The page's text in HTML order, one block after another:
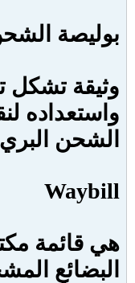
بوليصة
وثيقة تشكل
واستعداده
الشحن البري
Waybill
هي قائمة
البضائع